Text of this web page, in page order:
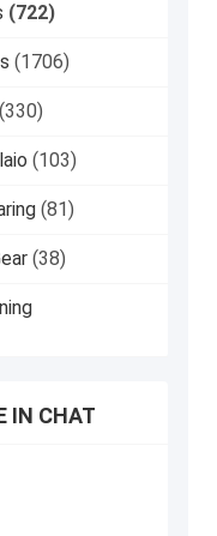
(722)
(1706)
(330)
(103)
(81)
(38)
IN CHAT